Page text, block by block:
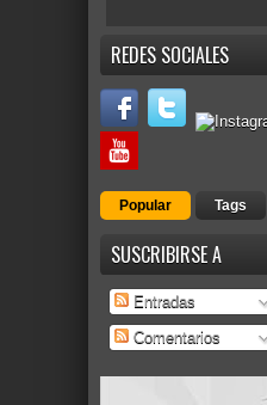
REDES SOCIALES
Popular Tags
SUSCRIBIRSE A
Entradas
Comentarios